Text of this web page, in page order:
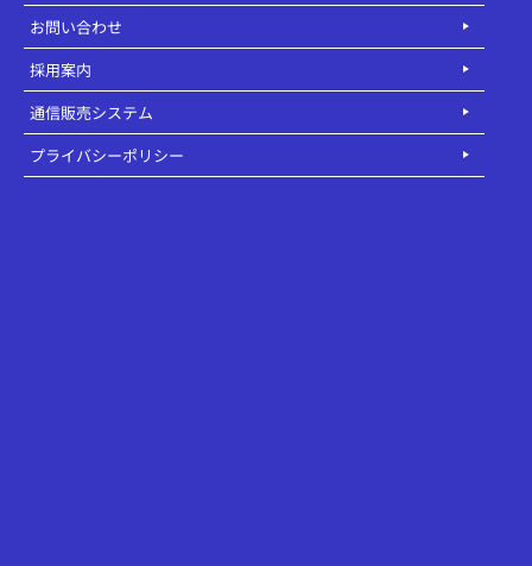
お問い合わせ
採用案内
通信販売システム
プライバシーポリシー